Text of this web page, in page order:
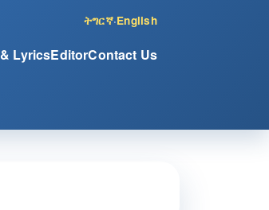
ትግርኛ·English
LyricsEditorContact Us